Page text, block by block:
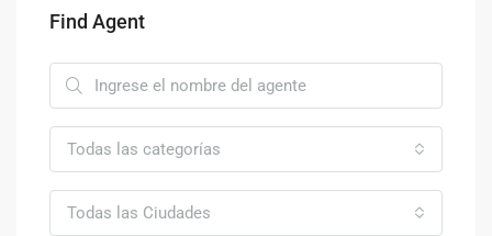
Find Agent
Todas las categorías
Todas las Ciudades